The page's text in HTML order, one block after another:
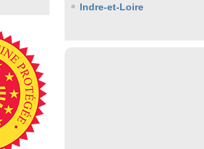
Indre-et-Loire